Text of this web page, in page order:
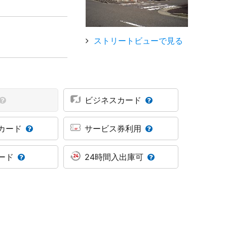
ストリートビューで見る
ビジネスカード
ード サービス券利用
ド 24時間入出庫可